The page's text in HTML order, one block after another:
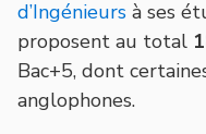
d’Ingénieurs à ses
proposent au total
Bac+5, dont
anglophones.